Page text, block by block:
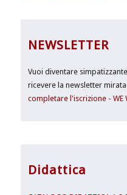
NEWSLETTER
Vuoi diventare
ricevere la newsletter
completare l'iscrizione - WE
Didattica